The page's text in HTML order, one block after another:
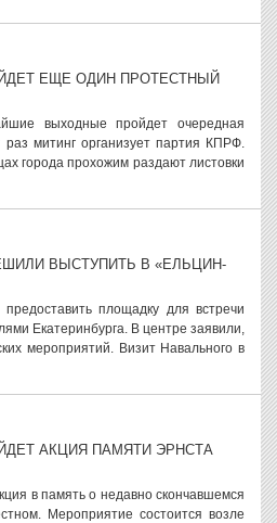
ЕЩЕ ОДИН ПРОТЕСТНЫЙ
выходные пройдет очередная
митинг организует партия КПРФ.
города прохожим раздают листовки
ВЫСТУПИТЬ В «ЕЛЬЦИН-
площадку для встречи
Екатеринбурга. В центре заявили,
мероприятий. Визит Навального в
АКЦИЯ ПАМЯТИ ЭРНСТА
в память о недавно скончавшемся
Мероприятие состоится возле